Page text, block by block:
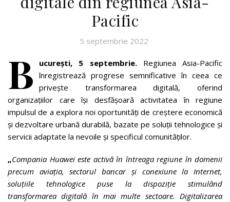
Pacific
5 septembrie 2022
B ucurești, 5 septembrie. Regiunea Asia-Pacific
înregistrează progrese semnificative în ceea ce
privește transformarea digitală, oferind
organizațiilor care își desfășoară activitatea în regiune
impulsul de a explora noi oportunități de creștere economică
și dezvoltare urbană durabilă, bazate pe soluții tehnologice și
servicii adaptate la nevoile și specificul comunităților.
„Compania Huawei este activă în întreaga regiune în domenii
precum aviația, sectorul bancar și conexiune la Internet,
soluțiile tehnologice puse la dispoziție stimulând
transformarea digitală în mai multe sectoare. Digitalizarea